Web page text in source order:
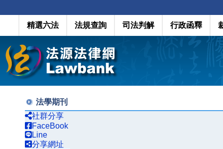
精選六法 法規查詢 司法判解 行政函釋
法學期刊
社群分享
FaceBook
Line
分享網址